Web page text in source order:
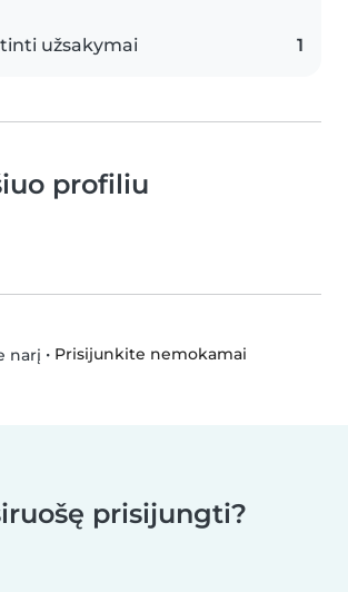
užsakymai 1
profiliu
narį • Prisijunkite nemokamai
prisijungti?